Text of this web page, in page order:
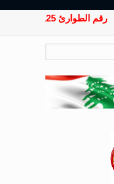
رقم الطوارئ 125